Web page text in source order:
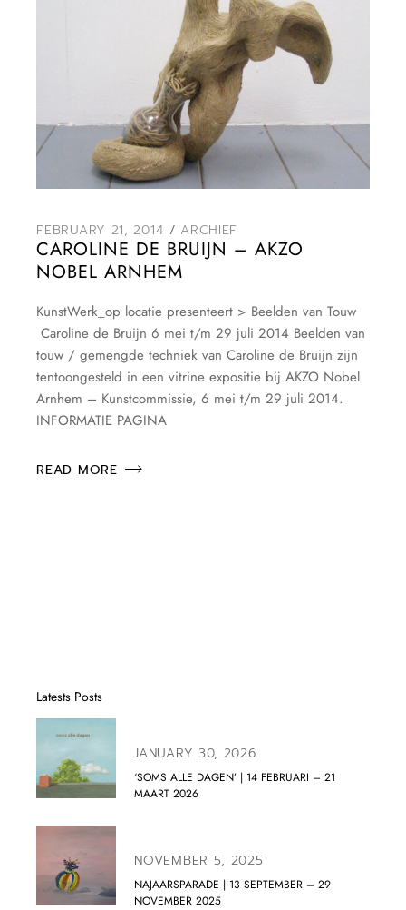
FEBRUARY 21, 2014 ARCHIEF
CAROLINE DE BRUIJN – AKZO
NOBEL ARNHEM
KunstWerk_op locatie presenteert > Beelden van Touw
Caroline de Bruijn 6 mei t/m 29 juli 2014 Beelden van
touw / gemengde techniek van Caroline de Bruijn zijn
tentoongesteld in een vitrine expositie bij AKZO Nobel
Arnhem – Kunstcommissie, 6 mei t/m 29 juli 2014.
INFORMATIE PAGINA
READ MORE
Latests Posts
JANUARY 30, 2026
‘SOMS ALLE DAGEN’ | 14 FEBRUARI – 21
MAART 2026
NOVEMBER 5, 2025
NAJAARSPARADE | 13 SEPTEMBER – 29
NOVEMBER 2025